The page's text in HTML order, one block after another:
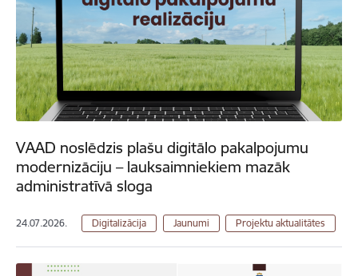
VAAD noslēdzis plašu digitālo pakalpojumu
modernizāciju – lauksaimniekiem mazāk
administratīvā sloga
24.07.2026. Digitalizācija Jaunumi Projektu aktualitātes